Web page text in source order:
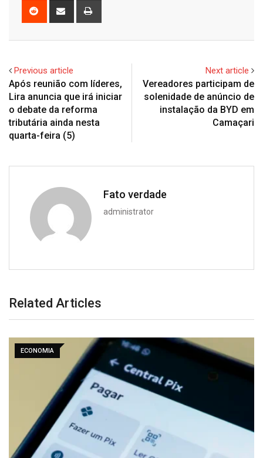
Reddit
Share
Previous article
Após reunião com líderes,
Lira anuncia que irá iniciar
o debate da reforma
tributária ainda nesta
quarta-feira (5)
Next article
Vereadores participam de
solenidade de anúncio de
instalação da BYD em
Camaçari
Fato verdade
administrator
Related Articles
ECONOMIA